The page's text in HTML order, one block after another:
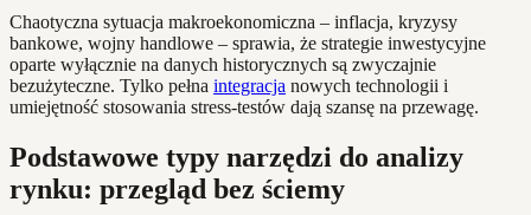
Chaotyczna sytuacja makroekonomiczna – inflacja, kryzysy
bankowe, wojny handlowe – sprawia, że strategie inwestycyjne
oparte wyłącznie na danych historycznych są zwyczajnie
bezużyteczne. Tylko pełna integracja nowych technologii i
umiejętność stosowania stress-testów dają szansę na przewagę.
Podstawowe typy narzędzi do analizy
rynku: przegląd bez ściemy